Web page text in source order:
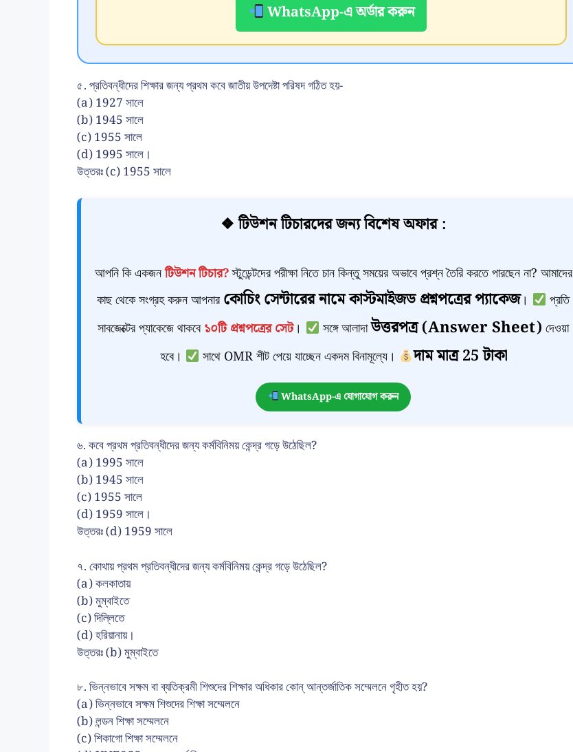
WhatsApp-এ অর্ডার করুন
৫. প্রতিবন্ধীদের শিক্ষার জন্য প্রথম কবে জাতীয় উপদেষ্টা পরিষদ গঠিত হয়-
(a) 1927 সালে
(b) 1945 সালে
(c) 1955 সালে
(d) 1995 সালে।
উত্তরঃ (c) 1955 সালে
❖ টিউশন টিচারদের জন্য বিশেষ অফার :
আপনি কি একজনটিউশন টিচার?স্টুডেন্টদের পরীক্ষা নিতে চান কিন্তু সময়ের অভাবে প্রশ্ন তৈরি করতে পারছেন না? আমাদের
কাছ থেকে সংগ্রহ করুন আপনারকোচিং সেন্টারের নামে কাস্টমাইজড প্রশ্নপত্রের প্যাকেজ।
প্রতি
সাবজেক্টের প্যাকেজে থাকবে১০টি প্রশ্নপত্রের সেট। সঙ্গে আলাদাউত্তরপত্র (Answer Sheet) দেওয়া
হবে।
সাথে OMR শীট পেয়ে যাচ্ছেন একদম বিনামূল্যে। দাম মাত্র 25 টাকা
WhatsApp-এ যোগাযোগ করুন
৬. কবে প্রথম প্রতিবন্ধীদের জন্য কর্মবিনিময় কেন্দ্র গড়ে উঠেছিল?
(a) 1995 সালে
(b) 1945 সালে
(c) 1955 সালে
(d) 1959 সালে।
উত্তরঃ (d) 1959 সালে
৭. কোথায় প্রথম প্রতিবন্ধীদের জন্য কর্মবিনিময় কেন্দ্র গড়ে উঠেছিল?
(a) কলকাতায়
(b) মুম্বাইতে
(c) দিল্লিতে
(d) হরিয়ানায়।
উত্তরঃ (b) মুম্বাইতে
৮. ভিন্নভাবে সক্ষম বা ব্যতিক্রমী শিশুদের শিক্ষার অধিকার কোন্ আন্তর্জাতিক সম্মেলনে গৃহীত হয়?
(a) ভিন্নভাবে সক্ষম শিশুদের শিক্ষা সম্মেলনে
(b) লন্ডন শিক্ষা সম্মেলনে
(c) শিকাগো শিক্ষা সম্মেলনে